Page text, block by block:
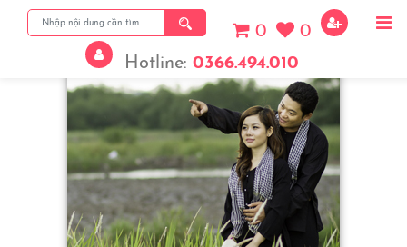
0
0
Hotline: 0366.494.010